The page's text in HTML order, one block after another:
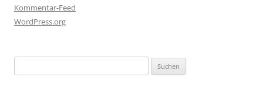
Kommentar-Feed
WordPress.org
nach: